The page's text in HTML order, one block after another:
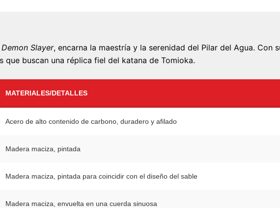
Demon Slayer, encarna la maestría y la serenidad del Pilar del Agua. Con
buscan una réplica fiel del katana de Tomioka.
MATERIALES/DETALLES
Acero de alto contenido de carbono, duradero y afilado
Madera maciza, pintada
Madera maciza, pintada para coincidir con el diseño del sable
Madera maciza, envuelta en una cuerda sinuosa